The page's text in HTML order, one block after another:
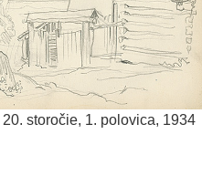
20. storočie, 1. polovica, 1934